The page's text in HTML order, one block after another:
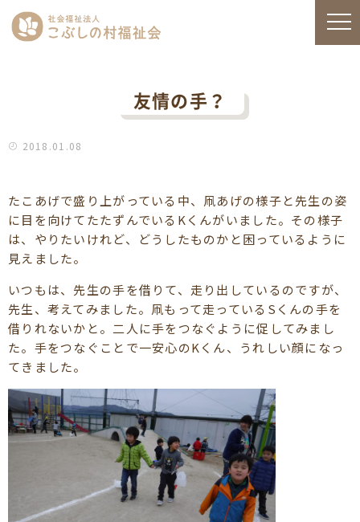
友情の手？
2018.01.08
たこあげで盛り上がっている中、凧あげの様子と先生の姿
に目を向けてたたずんでいるKくんがいました。その様子
は、やりたいけれど、どうしたものかと困っているように
見えました。
いつもは、先生の手を借りて、走り出しているのですが、
先生、考えてみました。凧もって走っているSくんの手を
借りれないかと。二人に手をつなぐように促してみまし
た。手をつなぐことで一安心のKくん、うれしい顔になっ
てきました。